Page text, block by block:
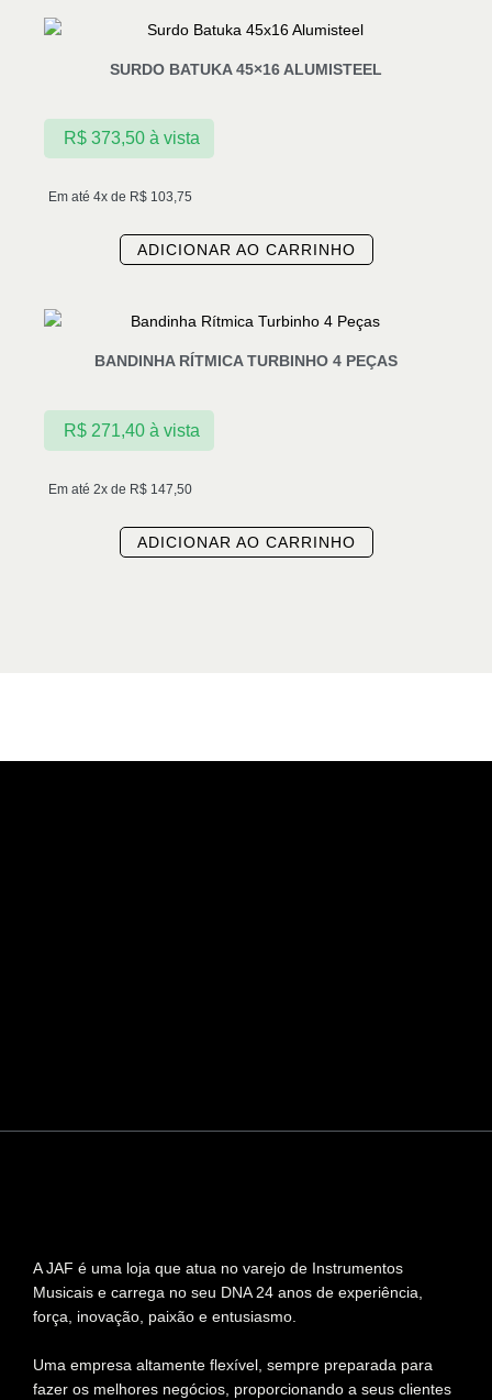
SURDO BATUKA 45×16 ALUMISTEEL
Em até 4x de R$ 103,75
R$373,50 à vista
ADICIONAR AO CARRINHO
BANDINHA RÍTMICA TURBINHO 4 PEÇAS
Em até 2x de R$ 147,50
R$271,40 à vista
ADICIONAR AO CARRINHO
A JAF é uma loja que atua no varejo de Instrumentos
Musicais e carrega no seu DNA 24 anos de experiência,
força, inovação, paixão e entusiasmo.
Uma empresa altamente flexível, sempre preparada para
fazer os melhores negócios, proporcionando a seus clientes